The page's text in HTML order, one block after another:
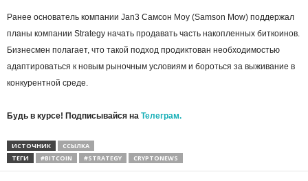
Ранее основатель компании Jan3 Самсон Моу (Samson Mow) поддержал
планы компании Strategy начать продавать часть накопленных биткоинов.
Бизнесмен полагает, что такой подход продиктован необходимостью
адаптироваться к новым рыночным условиям и бороться за выживание в
конкурентной среде.
Будь в курсе! Подписывайся на Телеграм.
ИСТОЧНИК
ССЫЛКА
ТЕГИ
#BITCOIN #STRATEGY CRYPTONEWS